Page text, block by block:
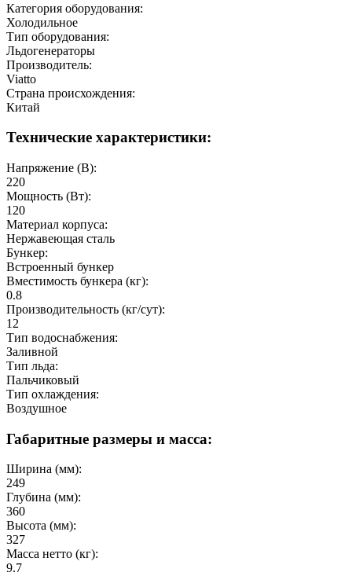
Категория оборудования:
Холодильное
Тип оборудования:
Льдогенераторы
Производитель:
Viatto
Страна происхождения:
Китай
Технические характеристики:
Напряжение (В):
220
Мощность (Вт):
120
Материал корпуса:
Нержавеющая сталь
Бункер:
Встроенный бункер
Вместимость бункера (кг):
0.8
Производительность (кг/сут):
12
Тип водоснабжения:
Заливной
Тип льда:
Пальчиковый
Тип охлаждения:
Воздушное
Габаритные размеры и масса:
Ширина (мм):
249
Глубина (мм):
360
Высота (мм):
327
Масса нетто (кг):
9.7